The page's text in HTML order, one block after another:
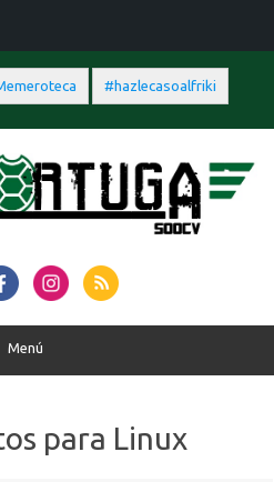
#hazlecasoalfriki
Menú
para Linux